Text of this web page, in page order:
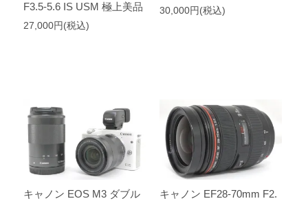
F3.5-5.6 IS USM 極上美品
27,000円(税込)
30,000円(税込)
キャノン EOS M3 ダブル
キャノン EF28-70mm F2.